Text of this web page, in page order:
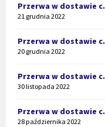
Przerwa w dostawie
21 grudnia 2022
Przerwa w dostawie
20 grudnia 2022
Przerwa w dostawie
30 listopada 2022
Przerwa w dostawie
28 października 2022